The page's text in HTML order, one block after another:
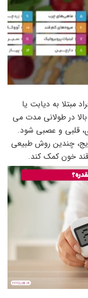
مبتلا به دیابت یا
در طولانی مدت می
قلبی و عصبی شود.
چندین روش طبیعی
خون کمک کند.